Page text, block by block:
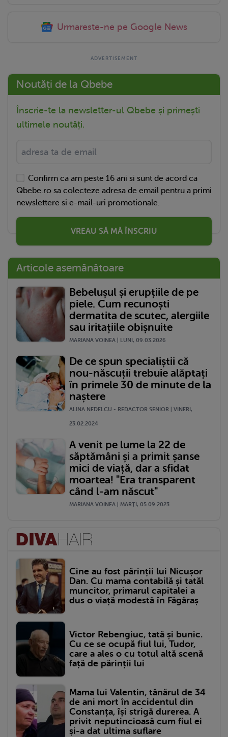
Urmareste-ne pe Google News
Noutăți de la Qbebe
Înscrie-te la newsletter-ul Qbebe și primești
ultimele noutăți.
Confirm ca am peste 16 ani si sunt de acord ca
Qbebe.ro sa colecteze adresa de email pentru a primi
newslettere si e-mail-uri promotionale.
VREAU SĂ MĂ ÎNSCRIU
Articole asemănătoare
Bebelușul și erupțiile de pe
piele. Cum recunoști
dermatita de scutec, alergiile
sau iritațiile obișnuite
MARIANA VOINEA | LUNI, 09.03.2026
De ce spun specialiștii că
nou-născuții trebuie alăptați
în primele 30 de minute de la
naștere
ALINA NEDELCU - REDACTOR SENIOR | VINERI,
23.02.2024
A venit pe lume la 22 de
săptămâni și a primit șanse
mici de viață, dar a sfidat
moartea! "Era transparent
când l-am născut"
MARIANA VOINEA | MARŢI, 05.09.2023
Cine au fost părinții lui Nicușor
Dan. Cu mama contabilă și tatăl
muncitor, primarul capitalei a
dus o viață modestă în Făgăraș
Victor Rebengiuc, tată și bunic.
Cu ce se ocupă fiul lui, Tudor,
care a ales o cu totul altă scenă
față de părinții lui
Mama lui Valentin, tânărul de 34
de ani mort în accidentul din
Constanța, își strigă durerea. A
privit neputincioasă cum fiul ei
și-a dat ultima suflare